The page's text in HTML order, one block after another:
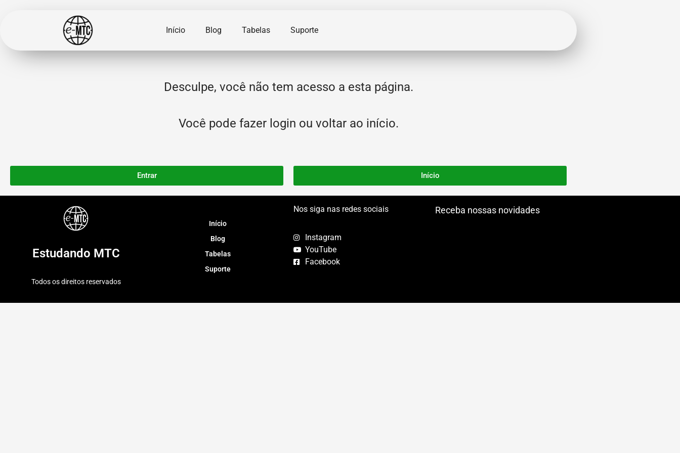
Início Blog Tabelas Suporte
Desculpe, você não tem acesso a esta página.
Você pode fazer login ou voltar ao início.
Entrar Início
Estudando MTC
Todos os direitos reservados
Início
Blog
Tabelas
Suporte
Nos siga nas redes sociais
Instagram
YouTube
Facebook
Receba nossas novidades